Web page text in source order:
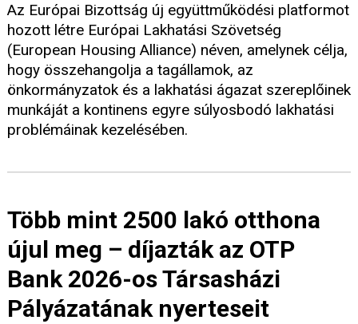
Az Európai Bizottság új együttműködési platformot
hozott létre Európai Lakhatási Szövetség
(European Housing Alliance) néven, amelynek célja,
hogy összehangolja a tagállamok, az
önkormányzatok és a lakhatási ágazat szereplőinek
munkáját a kontinens egyre súlyosbodó lakhatási
problémáinak kezelésében.
Több mint 2500 lakó otthona
újul meg – díjazták az OTP
Bank 2026-os Társasházi
Pályázatának nyerteseit